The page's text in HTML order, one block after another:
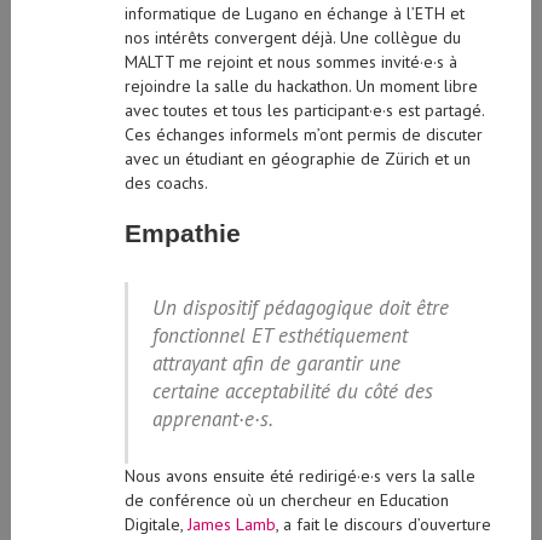
nos intérêts convergent déjà. Une collègue du
MALTT me rejoint et nous sommes invité·e·s à
rejoindre la salle du hackathon. Un moment libre
avec toutes et tous les participant·e·s est partagé.
Ces échanges informels m’ont permis de discuter
avec un étudiant en géographie de Zürich et un
des coachs.
fonctionnel ET esthétiquement
attrayant afin de garantir une
certaine acceptabilité du côté des
apprenant·e·s.
de conférence où un chercheur en Education
Digitale,James Lamb , a fait le discours d’ouverture
des EduHub Days. Le sujet de sonkeynotereposait